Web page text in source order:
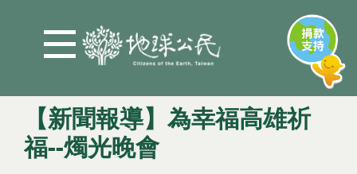
【新聞報導】為幸福高雄祈
福--燭光晚會